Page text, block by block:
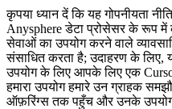
कृपया ध्यान दें कि यह गोपनीयता
Anysphere डेटा प्रोसेसर के रूप में
सेवाओं का उपयोग करने वाले
संसाधित करता है; उदाहरण के लिए,
उपयोग के लिए आपके लिए एक
हमारा उपयोग हमारे उन ग्राहक
ऑफ़रिंग्स तक पहुँच और उनके